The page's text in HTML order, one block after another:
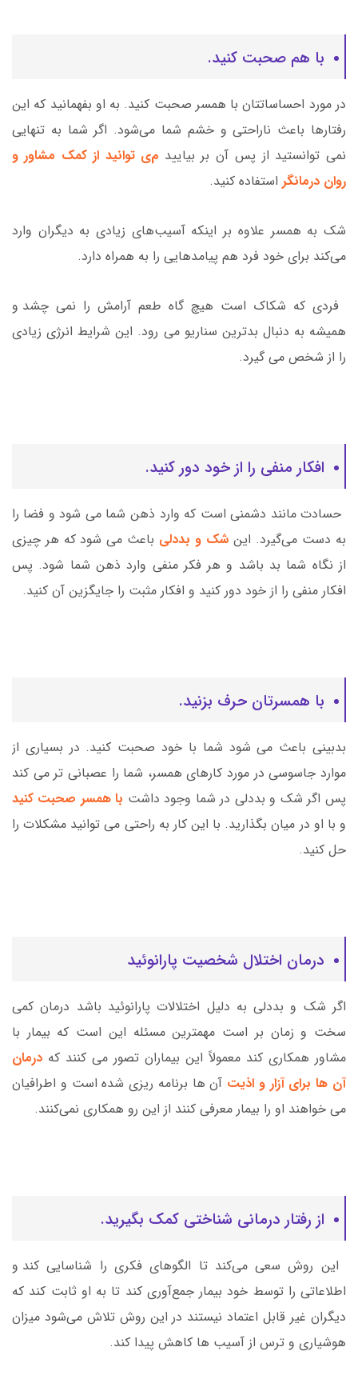
با هم صحبت کنید.
در مورد احساساتتان با همسر صحبت کنید. به او بفهمانید که این
رفتارها باعث ناراحتی و خشم شما می‌شود. اگر شما به تنهایی
نمی توانستید از پس آن بر بیایید می توانید از کمک مشاور و
روان درمانگر استفاده کنید.
شک به همسر علاوه بر اینکه آسیب‌های زیادی به دیگران وارد
می‌کند برای خود فرد هم پیامدهایی را به همراه دارد.
فردی که شکاک است هیچ گاه طعم آرامش را نمی چشد و
همیشه به دنبال بدترین سناریو می رود. این شرایط انرژی زیادی
را از شخص می گیرد.
افکار منفی را از خود دور کنید.
حسادت مانند دشمنی است که وارد ذهن شما می شود و فضا را
به دست می‌گیرد. این شک و بددلی باعث می شود که هر چیزی
از نگاه شما بد باشد و هر فکر منفی وارد ذهن شما شود. پس
افکار منفی را از خود دور کنید و افکار مثبت را جایگزین آن کنید.
با همسرتان حرف بزنید.
بدبینی باعث می شود شما با خود صحبت کنید. در بسیاری از
موارد جاسوسی در مورد کارهای همسر، شما را عصبانی تر می کند
پس اگر شک و بددلی در شما وجود داشت با همسر صحبت کنید
و با او در میان بگذارید. با این کار به راحتی می توانید مشکلات را
حل کنید.
درمان اختلال شخصیت پارانوئید
اگر شک و بددلی به دلیل اختلالات پارانوئید باشد درمان کمی
سخت و زمان بر است مهمترین مسئله این است که بیمار با
مشاور همکاری کند معمولاً این بیماران تصور می کنند که درمان
آن ها برای آزار و اذیت آن ها برنامه ریزی شده است و اطرافیان
می خواهند او را بیمار معرفی کنند از این رو همکاری نمی‌کنند.
از رفتار درمانی شناختی کمک بگیرید.
این روش سعی می‌کند تا الگوهای فکری را شناسایی کند و
اطلاعاتی را توسط خود بیمار جمع‌آوری کند تا به او ثابت کند که
دیگران غیر قابل اعتماد نیستند در این روش تلاش می‌شود میزان
هوشیاری و ترس از آسیب ها کاهش پیدا کند.